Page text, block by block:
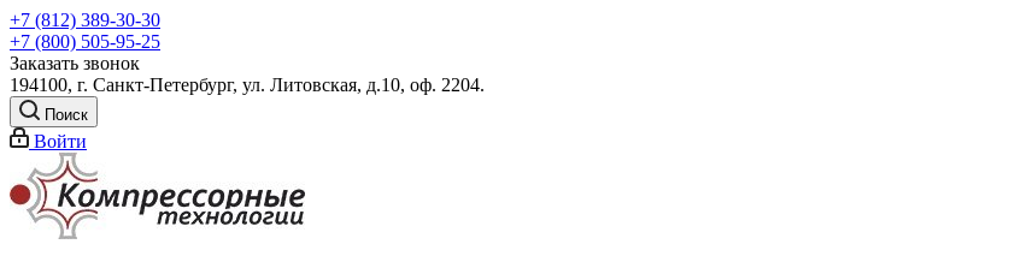
+7 (812) 389-30-30
+7 (800) 505-95-25
Заказать звонок
194100, г. Санкт-Петербург, ул. Литовская, д.10, оф. 2204.
Поиск
Войти